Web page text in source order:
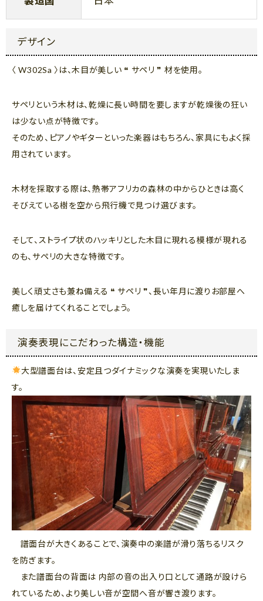
デザイン
〈 W302Sa 〉は、木目が美しい ❝ サペリ ❞ 材を使用。
サペリという木材は、乾燥に長い時間を要しますが乾燥後の狂い
は少ない点が特徴です。
そのため、ピアノやギターといった楽器はもちろん、家具にもよく採
用されています。
木材を採取する際は、熱帯アフリカの森林の中からひときは高く
そびえている樹を空から飛行機で見つけ選びます。
そして、ストライプ状のハッキリとした木目に現れる模様が現れる
のも、サペリの大きな特徴です。
美しく頑丈さも兼ね備える ❝ サペリ ❞、長い年月に渡りお部屋へ
癒しを届けてくれることでしょう。
演奏表現にこだわった構造・機能
大型譜面台は、安定且つダイナミックな演奏を実現いたしま
す。
譜面台が大きくあることで、演奏中の楽譜が滑り落ちるリスク
を防ぎます。
また譜面台の背面は 内部の音の出入り口として通路が設けら
れているため、より美しい音が空間へ音が響き渡ります。